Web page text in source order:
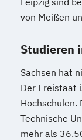
von Meißen
Studieren
Sachsen hat
Der Freistaat
Hochschulen.
Technische
mehr als